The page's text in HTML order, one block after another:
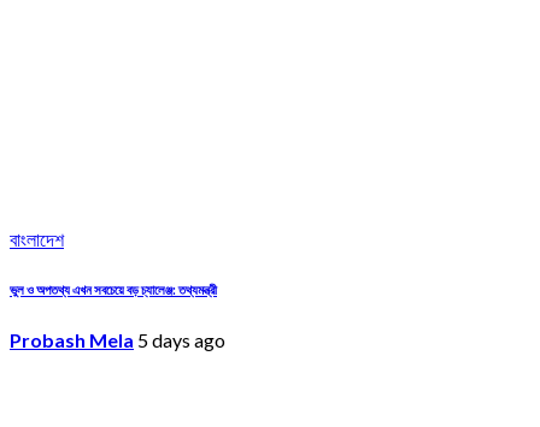
বাংলাদেশ
ভুল ও অপতথ্য এখন সবচেয়ে বড় চ্যালেঞ্জ: তথ্যমন্ত্রী
Probash Mela 5 days ago